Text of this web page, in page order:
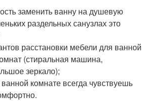
заменить ванну на душевую
раздельных санузлах это
расстановки мебели для ванной
(стиральная машина,
зеркало);
комнате всегда чувствуешь